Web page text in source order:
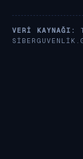
VERI KAYNAĞI: